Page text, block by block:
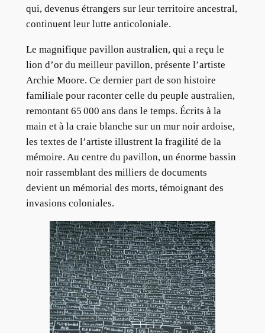
qui, devenus étrangers sur leur territoire ancestral,
continuent leur lutte anticoloniale.
Le magnifique pavillon australien, qui a reçu le
lion d’or du meilleur pavillon, présente l’artiste
Archie Moore. Ce dernier part de son histoire
familiale pour raconter celle du peuple australien,
remontant 65 000 ans dans le temps. Écrits à la
main et à la craie blanche sur un mur noir ardoise,
les textes de l’artiste illustrent la fragilité de la
mémoire. Au centre du pavillon, un énorme bassin
noir rassemblant des milliers de documents
devient un mémorial des morts, témoignant des
invasions coloniales.